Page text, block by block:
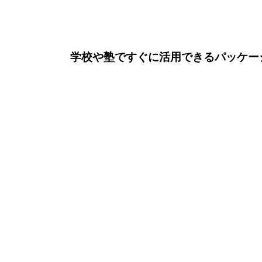
学校や塾ですぐに活用できるパッケー